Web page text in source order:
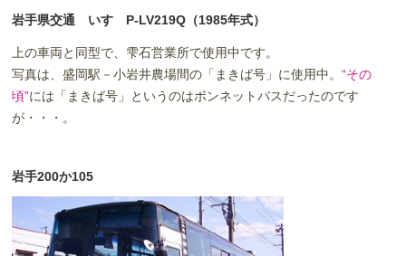
岩手県交通 いすゞP-LV219Q（1985年式）
上の車両と同型で、雫石営業所で使用中です。
写真は、盛岡駅－小岩井農場間の「まきば号」に使用中。“その
頃”には「まきば号」というのはボンネットバスだったのです
が・・・。
岩手200か105